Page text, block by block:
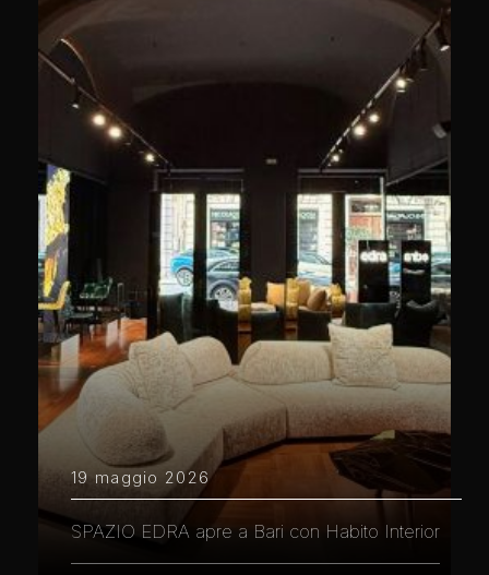
19 maggio 2026
SPAZIO EDRA apre a Bari con Habito Interior